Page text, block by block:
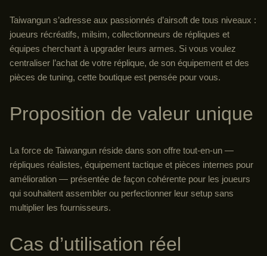
Taiwangun s’adresse aux passionnés d’airsoft de tous niveaux :
joueurs récréatifs, milsim, collectionneurs de répliques et
équipes cherchant à upgrader leurs armes. Si vous voulez
centraliser l’achat de votre réplique, de son équipement et des
pièces de tuning, cette boutique est pensée pour vous.
Proposition de valeur unique
La force de Taiwangun réside dans son offre tout-en-un —
répliques réalistes, équipement tactique et pièces internes pour
amélioration — présentée de façon cohérente pour les joueurs
qui souhaitent assembler ou perfectionner leur setup sans
multiplier les fournisseurs.
Cas d’utilisation réel